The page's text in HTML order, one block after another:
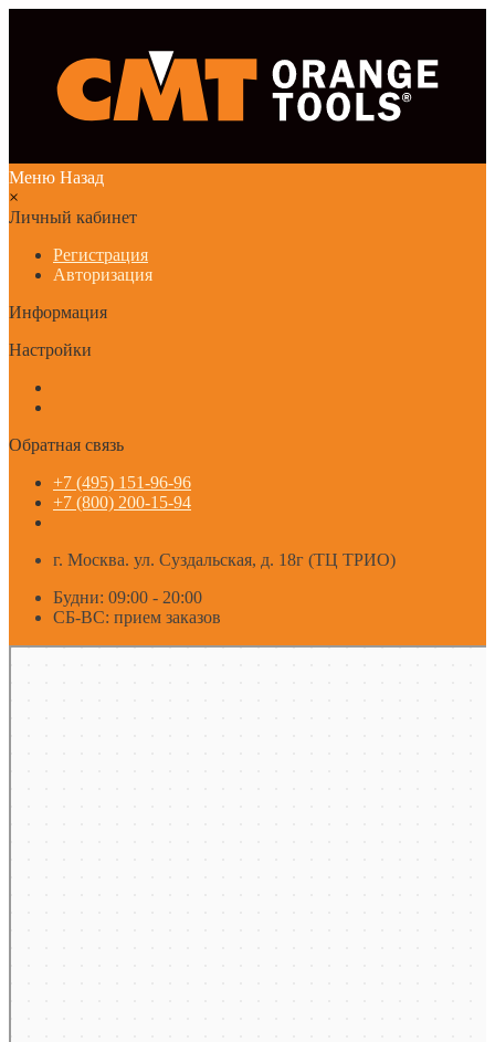
Меню Назад
×
Личный кабинет
Регистрация
Авторизация
Информация
Настройки
Обратная связь
+7 (495) 151-96-96
+7 (800) 200-15-94
г. Москва. ул. Суздальская, д. 18г (ТЦ ТРИО)
Будни: 09:00 - 20:00
СБ-ВС: прием заказов